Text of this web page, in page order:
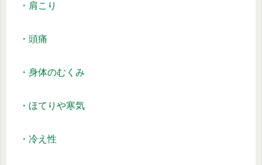
・肩こり
・頭痛
・身体のむくみ
・ほてりや寒気
・冷え性